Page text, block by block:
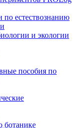
естествознанию
и экологии
пособия по
ботанике